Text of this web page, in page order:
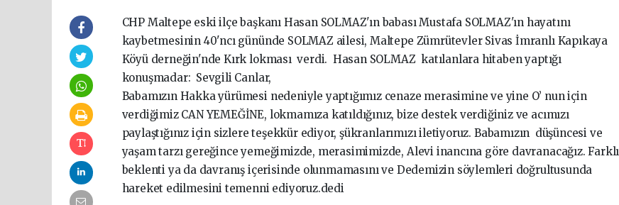
CHP Maltepe eski ilçe başkanı Hasan SOLMAZ'ın babası Mustafa SOLMAZ'ın hayatını
kaybetmesinin 40'ncı gününde SOLMAZ ailesi, Maltepe Zümrütevler Sivas İmranlı Kapıkaya
Köyü derneğin'nde Kırk lokması verdi. Hasan SOLMAZ katılanlara hitaben yaptığı
konuşmadar: Sevgili Canlar,
Babamızın Hakka yürümesi nedeniyle yaptığımız cenaze merasimine ve yine O’ nun için
verdiğimiz CAN YEMEĞİNE, lokmamıza katıldığınız, bize destek verdiğiniz ve acımızı
paylaştığınız için sizlere teşekkür ediyor, şükranlarımızı iletiyoruz. Babamızın düşüncesi ve
yaşam tarzı gereğince yemeğimizde, merasimimizde, Alevi inancına göre davranacağız. Farklı
beklenti ya da davranış içerisinde olunmamasını ve Dedemizin söylemleri doğrultusunda
hareket edilmesini temenni ediyoruz.dedi